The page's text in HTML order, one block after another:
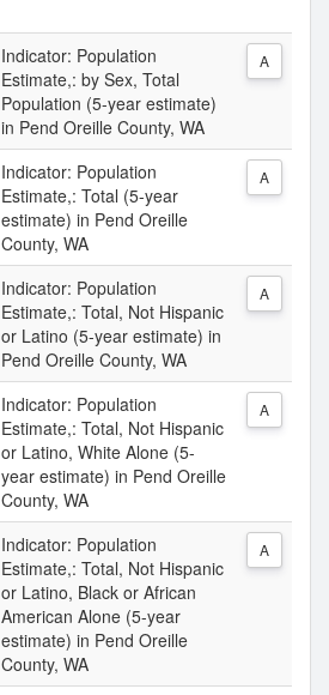
Indicator: Population
Estimate,: by Sex, Total
Population (5-year estimate)
in Pend Oreille County, WA
A
Indicator: Population
Estimate,: Total (5-year
estimate) in Pend Oreille
County, WA
A
Indicator: Population
Estimate,: Total, Not Hispanic
or Latino (5-year estimate) in
Pend Oreille County, WA
A
Indicator: Population
Estimate,: Total, Not Hispanic
or Latino, White Alone (5-
year estimate) in Pend Oreille
County, WA
A
Indicator: Population
Estimate,: Total, Not Hispanic
or Latino, Black or African
American Alone (5-year
estimate) in Pend Oreille
County, WA
A